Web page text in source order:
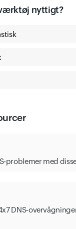
nyttigt?
problemer med
DNS-